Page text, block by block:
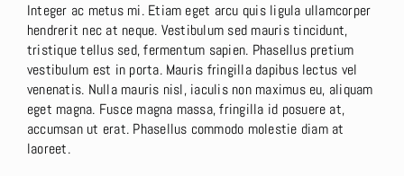
Integer ac metus mi. Etiam eget arcu quis ligula ullamcorper
hendrerit nec at neque. Vestibulum sed mauris tincidunt,
tristique tellus sed, fermentum sapien. Phasellus pretium
vestibulum est in porta. Mauris fringilla dapibus lectus vel
venenatis. Nulla mauris nisl, iaculis non maximus eu, aliquam
eget magna. Fusce magna massa, fringilla id posuere at,
accumsan ut erat. Phasellus commodo molestie diam at
laoreet.